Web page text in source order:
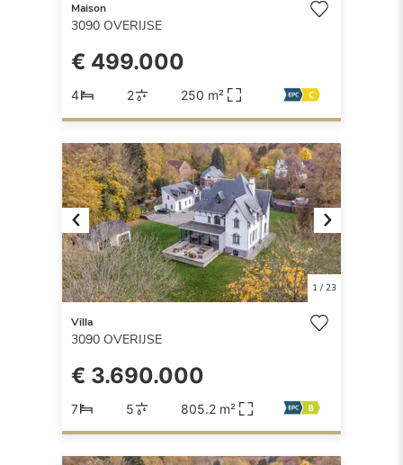
Maison
3090 OVERIJSE
€ 499.000
4 2 250 m²
Previous Next
1/ 23
Villa
3090 OVERIJSE
€ 3.690.000
7 5 805.2 m²